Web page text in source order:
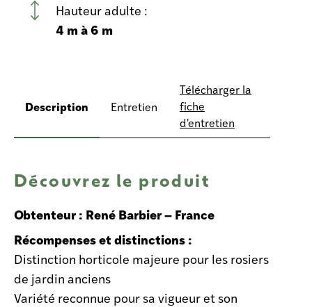
Hauteur adulte :
4 m à 6 m
Description Entretien
Télécharger la
fiche
d'entretien
Découvrez le produit
Obtenteur : René Barbier – France
Récompenses et distinctions :
Distinction horticole majeure pour les rosiers
de jardin anciens
Variété reconnue pour sa vigueur et son